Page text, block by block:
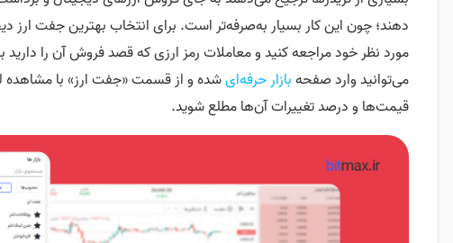
دهند؛ چون این کار بسیار به‌صرفه‌تر است. برای انتخاب بهترین جفت ارز
مورد نظر خود مراجعه کنید و معاملات رمز ارزی که قصد فروش آن را
می‌توانید وارد صفحهبازار حرفه‌ایشده و از قسمت «جفت ارز» با مشاهده
قیمت‌ها و درصد تغییرات آن‌ها مطلع شوید.